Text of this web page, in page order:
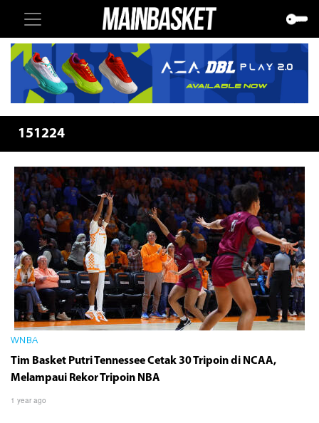
151224
WNBA
Tim Basket Putri Tennessee Cetak 30 Tripoin di NCAA,
Melampaui Rekor Tripoin NBA
1 year ago